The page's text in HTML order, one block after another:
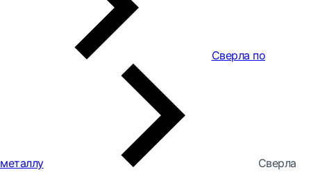
Сверла по
металлу
Сверла